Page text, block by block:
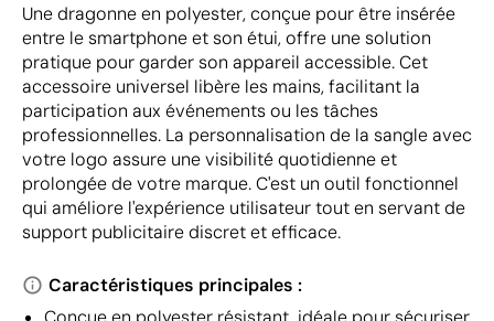
Une dragonne en polyester, conçue pour être insérée
entre le smartphone et son étui, offre une solution
pratique pour garder son appareil accessible. Cet
accessoire universel libère les mains, facilitant la
participation aux événements ou les tâches
professionnelles. La personnalisation de la sangle avec
votre logo assure une visibilité quotidienne et
prolongée de votre marque. C'est un outil fonctionnel
qui améliore l'expérience utilisateur tout en servant de
support publicitaire discret et efficace.
Caractéristiques principales :